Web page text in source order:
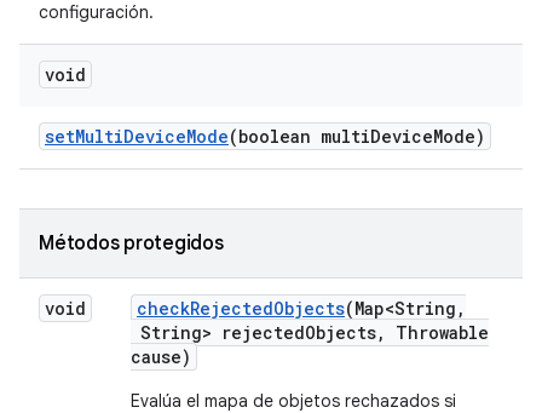
configuración.
void
setMultiDeviceMode(boolean multiDeviceMode)
Métodos protegidos
void checkRejectedObjects(Map<String ,
String> rejectedObjects,
Throwable
cause)
Evalúa el mapa de objetos rechazados si